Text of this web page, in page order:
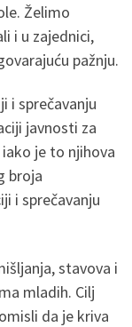
Želimo
i u zajednici,
pažnju.
i sprečavanju
javnosti za
je to njihova
broja
i sprečavanju
stavova i
mladih. Cilj
da je kriva